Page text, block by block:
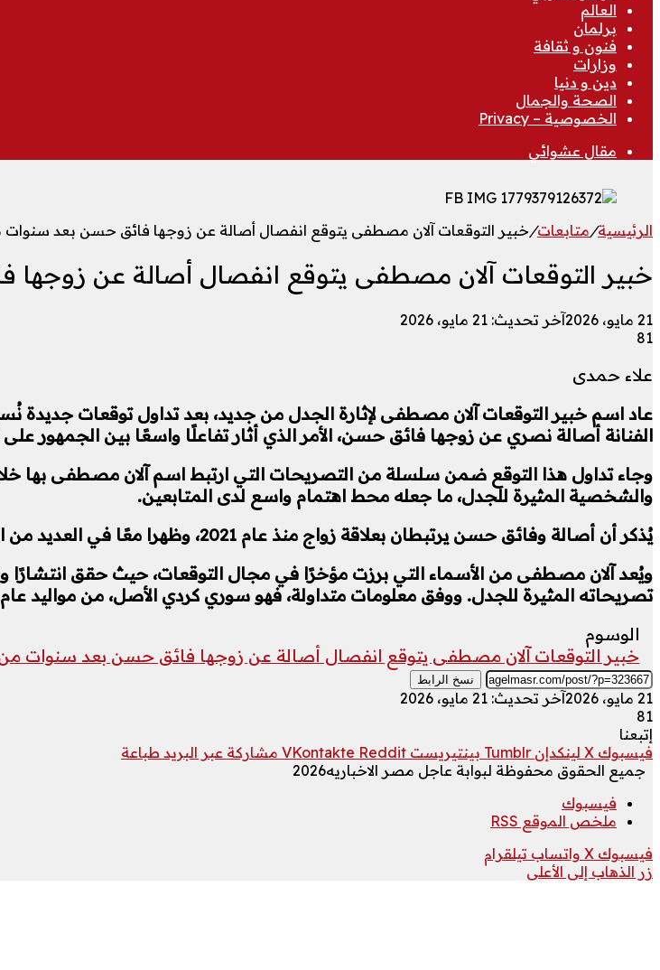
العالم
برلمان
فنون و ثقافة
وزارات
دين و دنيا
الصحة والجمال
الخصوصية – Privacy
مقال عشوائي
الرئيسية/متابعات/خبير التوقعات آلان مصطفى يتوقع انفصال أصالة عن زوجها فائق حسن بعد سنوات
خبير التوقعات آلان مصطفى يتوقع انفصال أصالة عن
21 مايو، 2026
آخر تحديث: 21 مايو، 2026
81
علاء حمدى
عاد اسم خبير التوقعات آلان مصطفى لإثارة الجدل من جديد، بعد تداول توقعات جديدة
الفنانة أصالة نصري عن زوجها فائق حسن، الأمر الذي أثار تفاعلًا واسعًا بين الجمهور
وجاء تداول هذا التوقع ضمن سلسلة من التصريحات التي ارتبط اسم آلان مصطفى بها
والشخصية المثيرة للجدل، ما جعله محط اهتمام واسع لدى المتابعين.
يُذكر أن أصالة وفائق حسن يرتبطان بعلاقة زواج منذ عام 2021، وظهرا معًا في العديد من المناسبات الفنية والاجتماعية خلال السنوات الأخيرة.
ويُعد آلان مصطفى من الأسماء التي برزت مؤخرًا في مجال التوقعات، حيث حقق
تصريحاته المثيرة للجدل. ووفق معلومات متداولة، فهو سوري كردي الأصل، من مواليد عام 1986.
الوسوم
خبير التوقعات آلان مصطفى يتوقع انفصال أصالة عن زوجها فائق حسن بعد سنوات من
نسخ الرابط
21 مايو، 2026
آخر تحديث: 21 مايو، 2026
81
إتبعنا
فيسبوك ‫X لينكدإن بينتيريست مشاركة عبر البريد طباعة
جميع الحقوق محفوظة لبوابة عاجل مصر الاخباريه2026
فيسبوك
ملخص الموقع RSS
فيسبوك ‫X واتساب تيلقرام
زر الذهاب إلى الأعلى